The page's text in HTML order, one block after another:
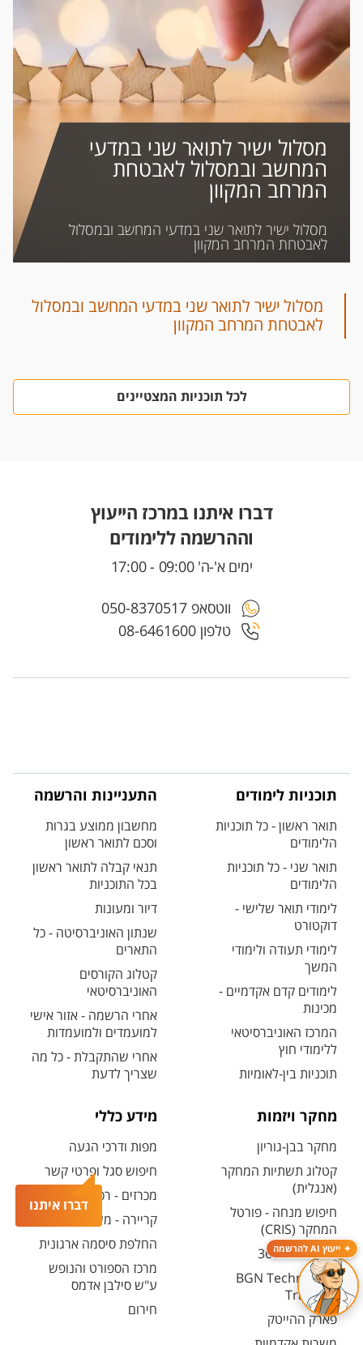
דברו איתנו
ייעוץ AI להרשמה
מסלול ישיר לתואר שני במדעי המחשב ובמסלול
לאבטחת המרחב המקוון
לכל תוכניות המצטיינים
מסלול ישיר לתואר שני במדעי
המחשב ובמסלול לאבטחת
המרחב המקוון
הפקולטה למדעי המחשב והמידע מזמינה
סטודנטים וסטודנטיות מצטיינים להצטרף
לתוכניות הלימודים במסלול המהיר!
בתוכנית להנדסת תוכנה
מסלול ישיר לתואר שני במדעי המחשב ובמסלול
לאבטחת המרחב המקוון
דברו איתנו במרכז הייעוץ
וההרשמה ללימודים
ימים א'-ה' 09:00 - 17:00
טלפון 08-6461600
ווטסאפ 050-8370517
תוכניות לימודים
תואר ראשון - כל תוכניות
הלימודים
תואר שני - כל תוכניות
הלימודים
לימודי תואר שלישי -
דוקטורט
לימודי תעודה ולימודי
המשך
לימודים קדם אקדמיים -
מכינות
המרכז האוניברסיטאי
ללימודי חוץ
תוכניות בין-לאומיות
התעניינות והרשמה
מחשבון ממוצע בגרות
וסכם לתואר ראשון
תנאי קבלה לתואר ראשון
בכל התוכניות
דיור ומעונות
שנתון האוניברסיטה - כל
התארים
קטלוג הקורסים
האוניברסיטאי
אחרי הרשמה - אזור אישי
למועמדים ולמועמדות
אחרי שהתקבלת - כל מה
שצריך לדעת
מחקר ויזמות
מחקר בבן-גוריון
קטלוג תשתיות המחקר
(אנגלית)
חיפוש מנחה - פורטל
המחקר (CRIS)
מרכז יזמות 360
BGN Technology
Transfer
פארק ההייטק
מידע כללי
מפות ודרכי הגעה
חיפוש סגל ופרטי קשר
מכרזים - רכש ובינוי
קריירה - משרות פתוחות
החלפת סיסמה ארגונית
מרכז הספורט והנופש
ע"ש סילבן אדמס
חירום